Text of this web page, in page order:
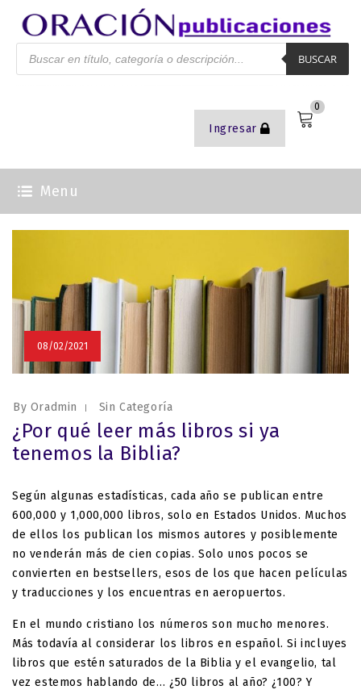
Ingresar
0
BUSCAR
Menu
08/02/2021
By Oradmin Sin Categoría
¿Por qué leer más libros si ya
tenemos la Biblia?
Según algunas estadísticas, cada año se publican entre
600,000 y 1,000,000 libros, solo en Estados Unidos. Muchos
de ellos los publican los mismos autores y posiblemente
no venderán más de cien copias. Solo unos pocos se
convierten en bestsellers, esos de los que hacen películas
y traducciones y los encuentras en aeropuertos.
En el mundo cristiano los números son mucho menores.
Más todavía al considerar los libros en español. Si incluyes
libros que estén saturados de la Biblia y el evangelio, tal
vez estemos hablando de… ¿50 libros al año? ¿100? Y